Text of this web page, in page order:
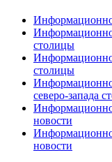
столицы
столицы
северо-запада
новости
новости